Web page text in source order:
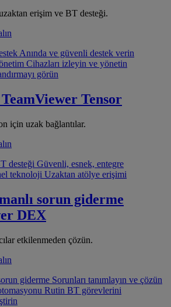
erişim ve BT desteği.
Anında ve güvenli destek verin
Cihazları izleyin ve yönetin
görün
TeamViewer Tensor
için uzak bağlantılar.
desteği Güvenli, esnek, entegre
teknoloji Uzaktan atölye erişimi
sorun giderme
DEX
etkilenmeden çözün.
giderme Sorunları tanımlayın ve çözün
Rutin BT görevlerini